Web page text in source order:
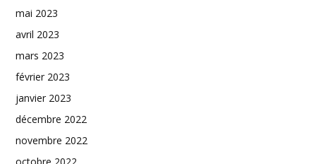
mai 2023
avril 2023
mars 2023
février 2023
janvier 2023
décembre 2022
novembre 2022
octobre 2022